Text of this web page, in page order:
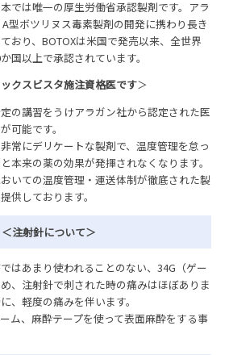
では唯一の厚生労働省承認製剤です。アラ
型ボツリヌス毒素製剤の開発に携わり長き
おり、BOTOXは米国で発売以来、全世界
国以上で承認されています。
クスビスタ️施注資格医です＞
の講習をうけアラガン社から認定された医
可能です。
常にデリケートな製剤で、温度管理を怠っ
本来の薬の効果が発揮されなくなります。
いての温度管理・運送体制が徹底された製
供しております。
＜注射針について＞
はあまり使われることのない、34G（ゲー
、注射針で刺された時の痛みはほぼありま
、軽度の痛みを伴います。
ム、麻酔テープを使って表面麻酔をする事